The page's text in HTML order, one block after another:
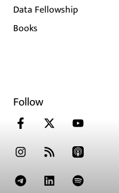
Data Fellowship
Books
Follow